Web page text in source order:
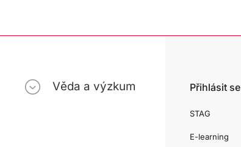
Věda a výzkum Přihlásit se
STAG
E-learning